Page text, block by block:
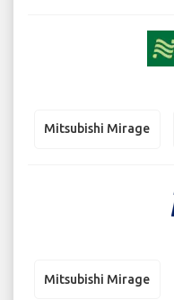
Mitsubishi Mirage
Mitsubishi Mirage